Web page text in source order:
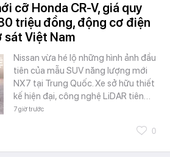
cỡ Honda CR-V, giá quy
triệu đồng, động cơ điện
sát Việt Nam
Nissan vừa hé lộ những hình ảnh đầu
tiên của mẫu SUV năng lượng mới
NX7 tại Trung Quốc. Xe sở hữu thiết
kế hiện đại, công nghệ LiDAR tiên…
7 giờ trước
0